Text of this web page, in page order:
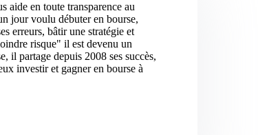
aide en toute transparence au
jour voulu débuter en bourse,
erreurs, bâtir une stratégie et
risque" il est devenu un
il partage depuis 2008 ses succès,
investir et gagner en bourse à